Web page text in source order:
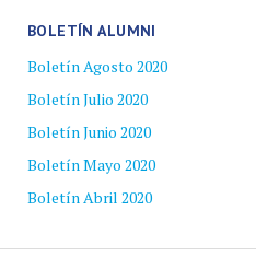
BOLETÍN ALUMNI
Boletín Agosto 2020
Boletín Julio 2020
Boletín Junio 2020
Boletín Mayo 2020
Boletín Abril 2020